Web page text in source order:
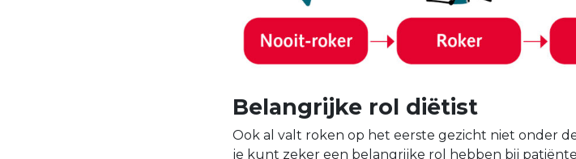
Belangrijke rol diëtist
Ook al valt roken op het eerste gezicht niet onder
je kunt zeker een belangrijke rol hebben bij